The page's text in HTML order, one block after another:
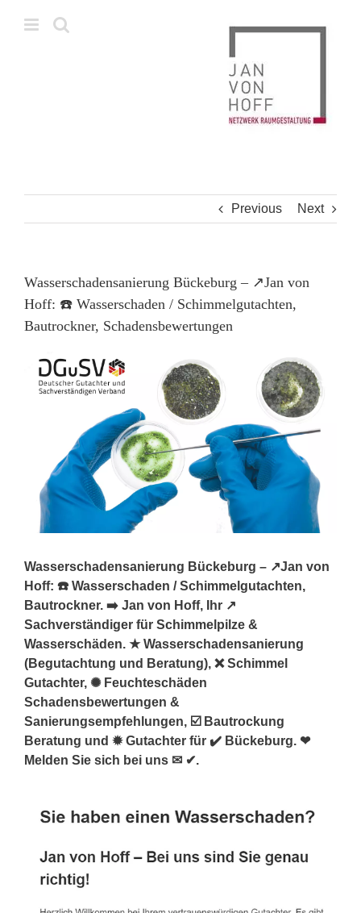
Previous Next
Wasserschadensanierung Bückeburg – ↗️Jan von
Hoff: ☎️ Wasserschaden / Schimmelgutachten,
Bautrockner, Schadensbewertungen
Wasserschadensanierung Bückeburg – ↗️Jan von
Hoff: ☎️ Wasserschaden / Schimmelgutachten,
Bautrockner. ➡️ Jan von Hoff, Ihr ↗️
Sachverständiger für Schimmelpilze &
Wasserschäden. ★ Wasserschadensanierung
(Begutachtung und Beratung), ❌ Schimmel
Gutachter, ✺ Feuchteschäden
Schadensbewertungen &
Sanierungsempfehlungen, ☑️ Bautrockung
Beratung und ✹ Gutachter für ✔️ Bückeburg. ❤
Melden Sie sich bei uns ✉ ✔.